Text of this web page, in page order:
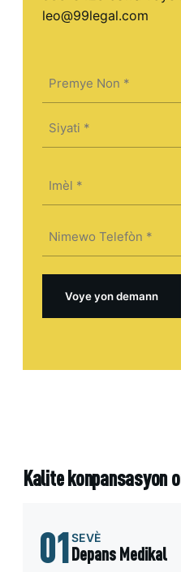
leo@99legal.com
(Required)
(Required)
(Required)
Kalite konpansasyon
01SEVÈ
Depans Medikal